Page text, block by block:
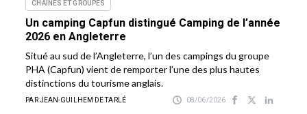
CHAÎNES ET GROUPES
Un camping Capfun distingué Camping de l’année
2026 en Angleterre
Situé au sud de l’Angleterre, l’un des campings du groupe
PHA (Capfun) vient de remporter l’une des plus hautes
distinctions du tourisme anglais.
PAR JEAN-GUILHEM DE TARLÉ 08/06/2026